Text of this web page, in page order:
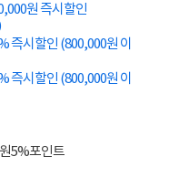
원 즉시할인
즉시할인 (800,000원 이
즉시할인 (800,000원 이
5%포인트